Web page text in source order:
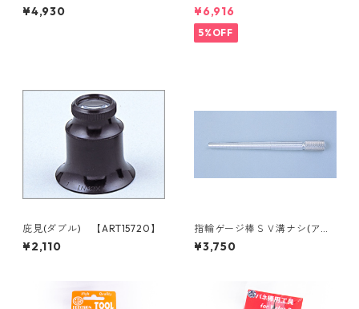
¥4,930 ¥6,916
5%OFF
庇見(ダブル) 【ART15720】
¥2,110
指輪ゲージ棒ＳＶ溝ナシ(アル
ミ製)【ART40040】
¥3,750